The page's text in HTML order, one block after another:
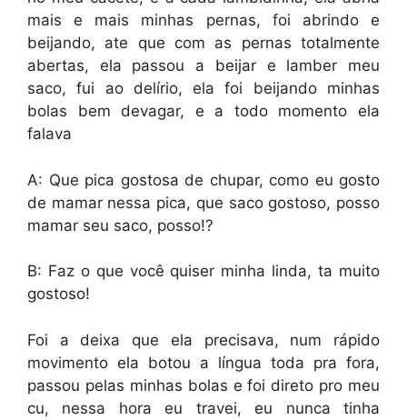
mais e mais minhas pernas, foi abrindo e
beijando, ate que com as pernas totalmente
abertas, ela passou a beijar e lamber meu
saco, fui ao delírio, ela foi beijando minhas
bolas bem devagar, e a todo momento ela
falava
A: Que pica gostosa de chupar, como eu gosto
de mamar nessa pica, que saco gostoso, posso
mamar seu saco, posso!?
B: Faz o que você quiser minha linda, ta muito
gostoso!
Foi a deixa que ela precisava, num rápido
movimento ela botou a língua toda pra fora,
passou pelas minhas bolas e foi direto pro meu
cu, nessa hora eu travei, eu nunca tinha